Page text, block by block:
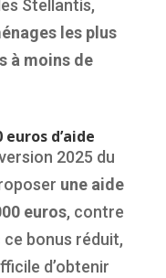
Stellantis,
les plus
à moins de
euros d’aide
2025 du
une aide
euros, contre
ce bonus réduit,
d’obtenir